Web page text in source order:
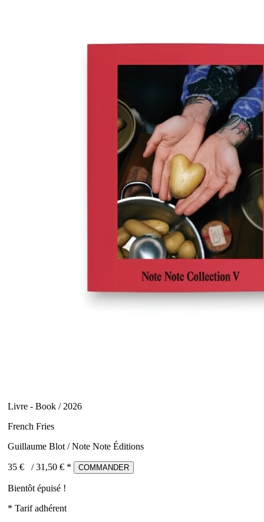
Livre - Book / 2026
French Fries
Guillaume Blot / Note Note Éditions
35 € /31,50 € * COMMANDER
Bientôt épuisé !
* Tarif adhérent